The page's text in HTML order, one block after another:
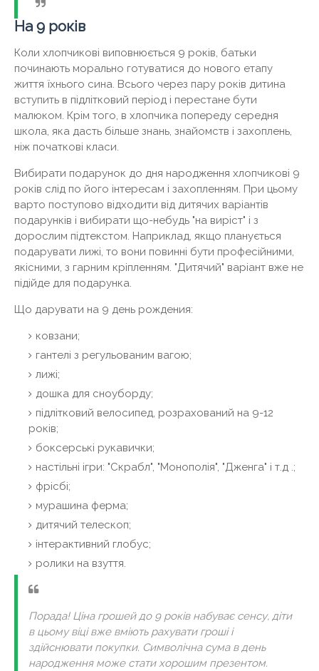
На 9 років
Коли хлопчикові виповнюється 9 років, батьки
починають морально готуватися до нового етапу
життя їхнього сина. Всього через пару років дитина
вступить в підлітковий період і перестане бути
малюком. Крім того, в хлопчика попереду середня
школа, яка дасть більше знань, знайомств і захоплень,
ніж початкові класи.
Вибирати подарунок до дня народження хлопчикові 9
років слід по його інтересам і захопленням. При цьому
варто поступово відходити від дитячих варіантів
подарунків і вибирати що-небудь "на виріст" і з
дорослим підтекстом. Наприклад, якщо планується
подарувати лижі, то вони повинні бути професійними,
якісними, з гарним кріпленням. "Дитячий" варіант вже не
підійде для подарунка.
Що дарувати на 9 день рождения:
ковзани;
гантелі з регульованим вагою;
лижі;
дошка для сноуборду;
підлітковий велосипед, розрахований на 9-12
років;
боксерські рукавички;
настільні ігри: "Скрабл", "Монополія", "Дженга" і т.д .;
фрісбі;
мурашина ферма;
дитячий телескоп;
інтерактивний глобус;
ролики на взуття.
Порада! Ціна грошей до 9 років набуває сенсу, діти
в цьому віці вже вміють рахувати гроші і
здійснювати покупки. Символічна сума в день
народження може стати хорошим презентом.